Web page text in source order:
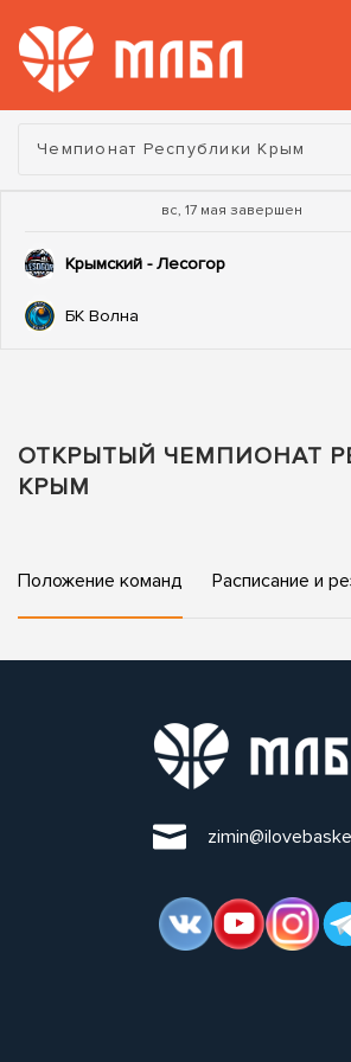
Турнир:
Чемпионат Республики Крым
вс, 17 мая завершен
Крымский - Лесогор
БК Волна
ОТКРЫТЫЙ ЧЕМПИОНАТ
КРЫМ
Положение команд Расписание и